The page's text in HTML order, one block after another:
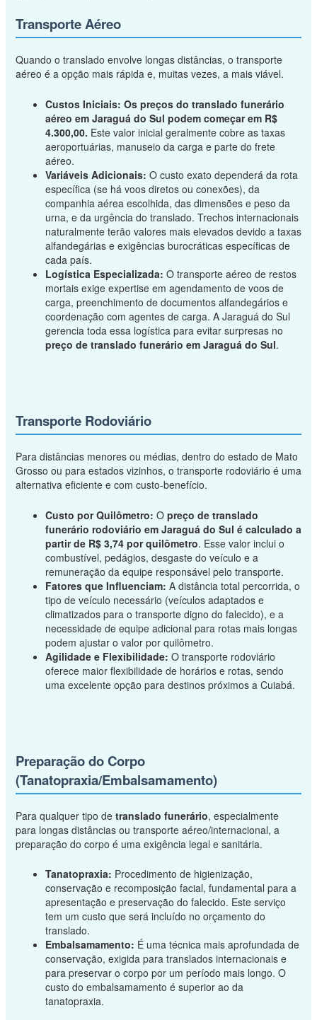
Transporte Aéreo
Quando o translado envolve longas distâncias, o transporte
aéreo é a opção mais rápida e, muitas vezes, a mais viável.
Custos Iniciais: Os preços do translado funerário
aéreo em Jaraguá do Sul podem começar em R$
4.300,00. Este valor inicial geralmente cobre as taxas
aeroportuárias, manuseio da carga e parte do frete
aéreo.
Variáveis Adicionais: O custo exato dependerá da rota
específica (se há voos diretos ou conexões), da
companhia aérea escolhida, das dimensões e peso da
urna, e da urgência do translado. Trechos internacionais
naturalmente terão valores mais elevados devido a taxas
alfandegárias e exigências burocráticas específicas de
cada país.
Logística Especializada: O transporte aéreo de restos
mortais exige expertise em agendamento de voos de
carga, preenchimento de documentos alfandegários e
coordenação com agentes de carga. A Jaraguá do Sul
gerencia toda essa logística para evitar surpresas no
preço de translado funerário em Jaraguá do Sul.
Transporte Rodoviário
Para distâncias menores ou médias, dentro do estado de Mato
Grosso ou para estados vizinhos, o transporte rodoviário é uma
alternativa eficiente e com custo-benefício.
Custo por Quilômetro: O preço de translado
funerário rodoviário em Jaraguá do Sul é calculado a
partir de R$ 3,74 por quilômetro. Esse valor inclui o
combustível, pedágios, desgaste do veículo e a
remuneração da equipe responsável pelo transporte.
Fatores que Influenciam: A distância total percorrida, o
tipo de veículo necessário (veículos adaptados e
climatizados para o transporte digno do falecido), e a
necessidade de equipe adicional para rotas mais longas
podem ajustar o valor por quilômetro.
Agilidade e Flexibilidade: O transporte rodoviário
oferece maior flexibilidade de horários e rotas, sendo
uma excelente opção para destinos próximos a Cuiabá.
Preparação do Corpo
(Tanatopraxia/Embalsamamento)
Para qualquer tipo de translado funerário, especialmente
para longas distâncias ou transporte aéreo/internacional, a
preparação do corpo é uma exigência legal e sanitária.
Tanatopraxia: Procedimento de higienização,
conservação e recomposição facial, fundamental para a
apresentação e preservação do falecido. Este serviço
tem um custo que será incluído no orçamento do
translado.
Embalsamamento: É uma técnica mais aprofundada de
conservação, exigida para translados internacionais e
para preservar o corpo por um período mais longo. O
custo do embalsamamento é superior ao da
tanatopraxia.